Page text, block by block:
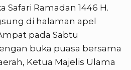
Ramadan 1446 H.
di halaman apel
pada Sabtu
buka puasa bersama
Ketua Majelis Ulama